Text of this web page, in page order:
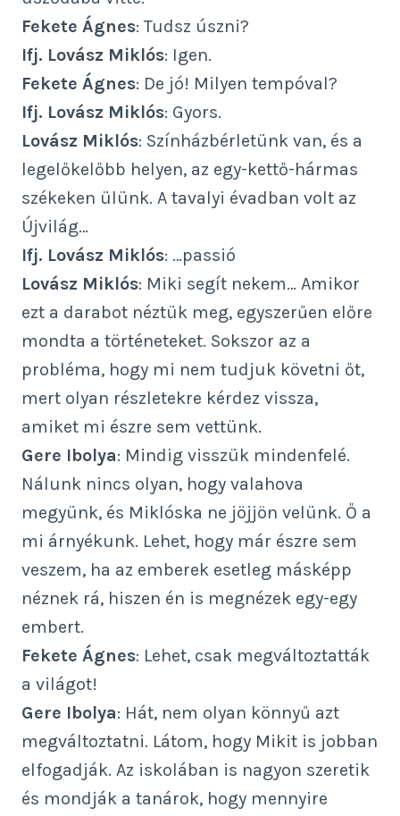
Fekete Ágnes: Tudsz úszni?
Ifj. Lovász Miklós: Igen.
Fekete Ágnes: De jó! Milyen tempóval?
Ifj. Lovász Miklós: Gyors.
Lovász Miklós: Színházbérletünk van, és a
legelőkelőbb helyen, az egy-kettő-hármas
székeken ülünk. A tavalyi évadban volt az
Újvilág…
Ifj. Lovász Miklós: …passió
Lovász Miklós: Miki segít nekem… Amikor
ezt a darabot néztük meg, egyszerűen előre
mondta a történeteket. Sokszor az a
probléma, hogy mi nem tudjuk követni őt,
mert olyan részletekre kérdez vissza,
amiket mi észre sem vettünk.
Gere Ibolya: Mindig visszük mindenfelé.
Nálunk nincs olyan, hogy valahova
megyünk, és Miklóska ne jöjjön velünk. Ő a
mi árnyékunk. Lehet, hogy már észre sem
veszem, ha az emberek esetleg másképp
néznek rá, hiszen én is megnézek egy-egy
embert.
Fekete Ágnes: Lehet, csak megváltoztatták
a világot!
Gere Ibolya: Hát, nem olyan könnyű azt
megváltoztatni. Látom, hogy Mikit is jobban
elfogadják. Az iskolában is nagyon szeretik
és mondják a tanárok, hogy mennyire